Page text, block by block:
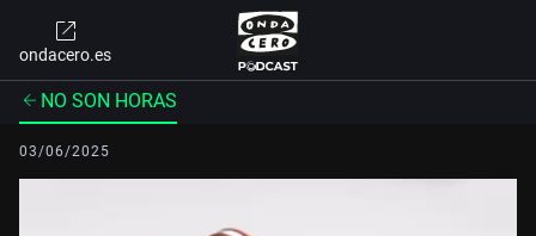
ondacero.es
NO SON HORAS
03/06/2025